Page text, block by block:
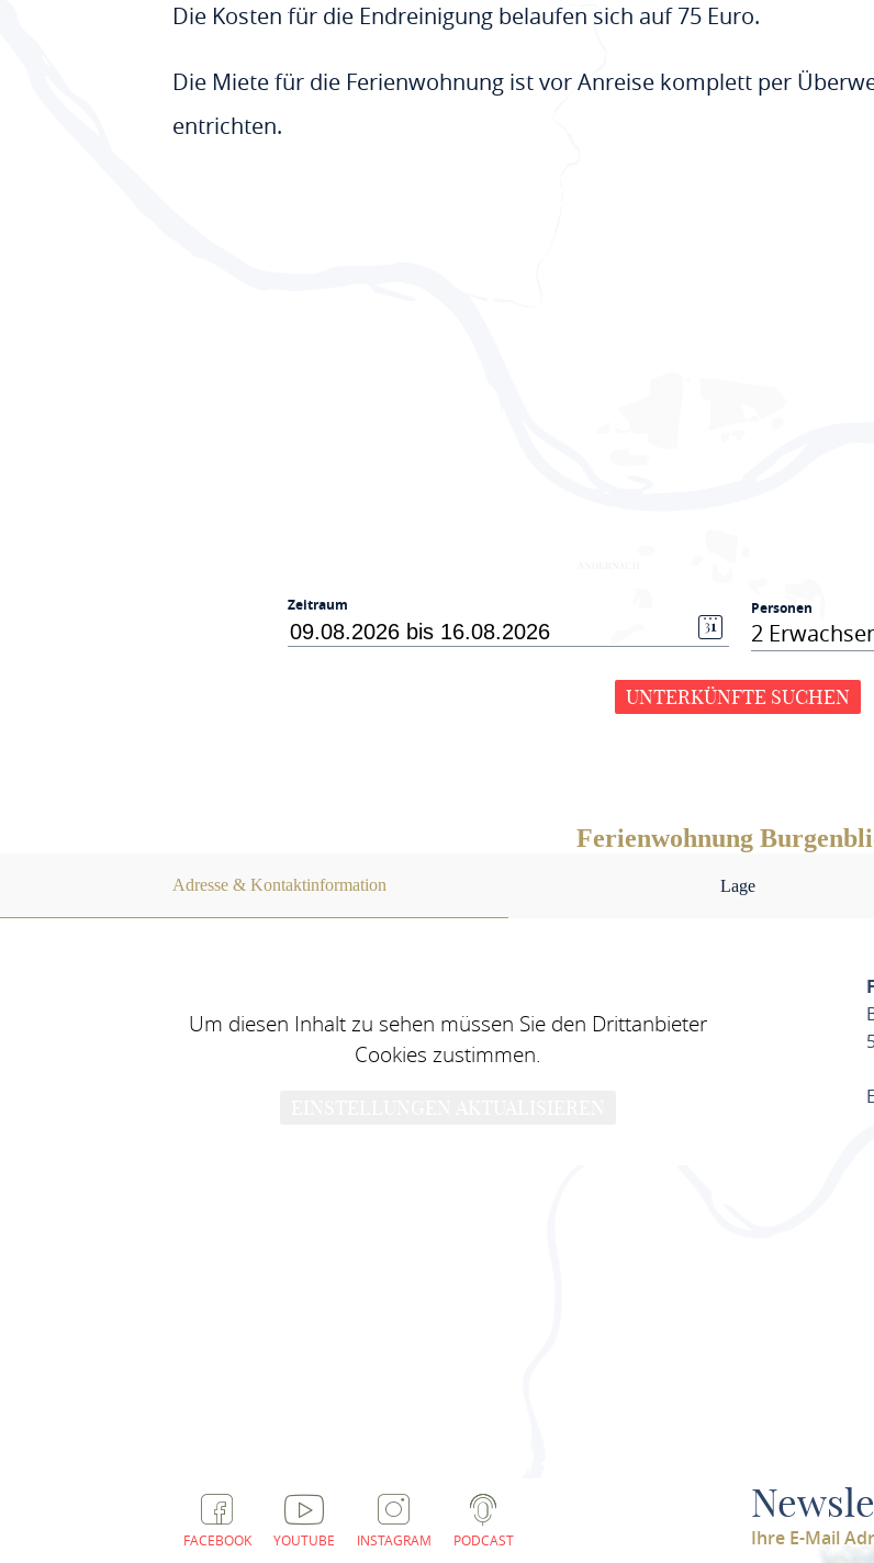
Die Kosten für die Endreinigung belaufen sich auf 75 Euro.
Die Miete für die Ferienwohnung ist vor Anreise komplett per
entrichten.
Zeitraum Personen
2
UNTERKÜNFTE SUCHEN
Ferienwohnung
Adresse & Kontaktinformation Lage
Um diesen Inhalt zu sehen müssen Sie den Drittanbieter
Cookies zustimmen.
FACEBOOK YOUTUBE INSTAGRAM PODCAST Ihre E-Mail